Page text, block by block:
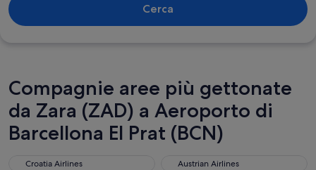
Cerca
Compagnie aree più gettonate
da Zara (ZAD) a Aeroporto di
Barcellona El Prat (BCN)
Croatia Airlines
Croatia Airlines Austrian Airlines
Austrian Airlines